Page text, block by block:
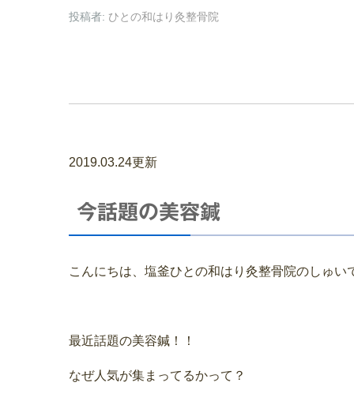
投稿者: ひとの和はり灸整骨院
2019.03.24更新
今話題の美容鍼
こんにちは、塩釜ひとの和はり灸整骨院のしゅい
最近話題の美容鍼！！
なぜ人気が集まってるかって？